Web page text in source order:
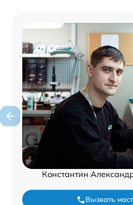
Константин
Вызвать